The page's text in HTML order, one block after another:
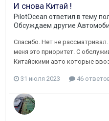
И снова Китай !
PilotOcean ответил в тему
Обсуждаем другие
Спасибо. Нет не
меня это приоритет. С
Китайскими авто которые
31 июля 2023 46